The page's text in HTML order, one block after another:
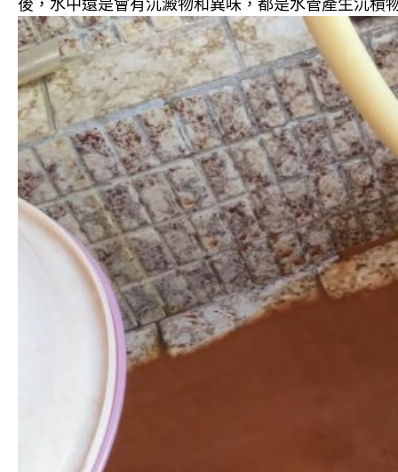
後，水中還是會有沉澱物和異味，都是水管產生沉積